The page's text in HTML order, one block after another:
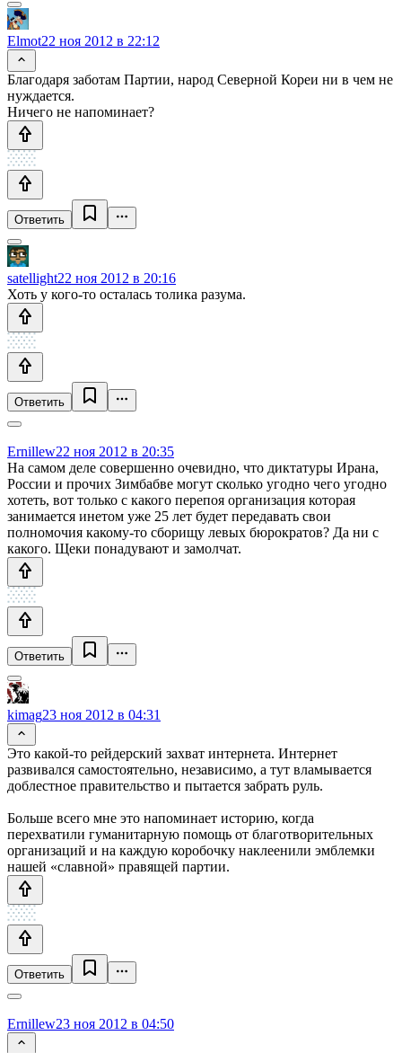
Elmot22 ноя 2012 в 22:12
Благодаря заботам Партии, народ Северной Кореи ни в чем не
нуждается.
Ничего не напоминает?
Ответить
satellight22 ноя 2012 в 20:16
Хоть у кого-то осталась толика разума.
Ответить
Ernillew22 ноя 2012 в 20:35
На самом деле совершенно очевидно, что диктатуры Ирана,
России и прочих Зимбабве могут сколько угодно чего угодно
хотеть, вот только с какого перепоя организация которая
занимается инетом уже 25 лет будет передавать свои
полномочия какому-то сборищу левых бюрократов? Да ни с
какого. Щеки понадувают и замолчат.
Ответить
kimag23 ноя 2012 в 04:31
Это какой-то рейдерский захват интернета. Интернет
развивался самостоятельно, независимо, а тут вламывается
доблестное правительство и пытается забрать руль.
Больше всего мне это напоминает историю, когда
перехватили гуманитарную помощь от благотворительных
организаций и на каждую коробочку наклеенили эмблемки
нашей «славной» правящей партии.
Ответить
Ernillew23 ноя 2012 в 04:50